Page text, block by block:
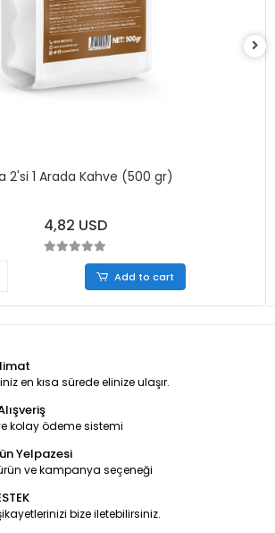
2'si 1 Arada Kahve (500 gr)
4,82 USD
Add to cart
en kısa sürede elinize ulaşır.
kolay ödeme sistemi
Yelpazesi
ve kampanya seçeneği
bize iletebilirsiniz.